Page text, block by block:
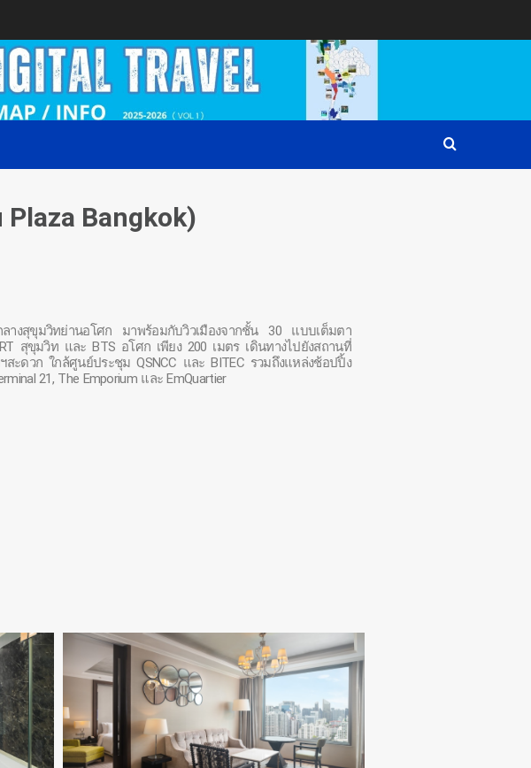
Bangkok)
ลางสุขุมวิทย่านอโศก มาพร้อมกับวิวเมืองจากชั้น 30 แบบเต็มตา
สุขุมวิท และ BTS อโศก เพียง 200 เมตร เดินทางไปยังสถานที่
สะดวก ใกล้ศูนย์ประชุม QSNCC และ BITEC รวมถึงแหล่งช้อปปิ้ง
21, The Emporium และ EmQuartier